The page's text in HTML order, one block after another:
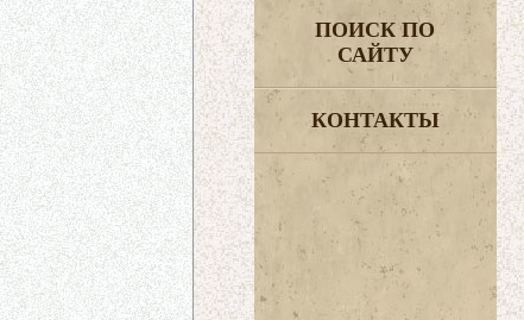
ПОИСК ПО
САЙТУ
КОНТАКТЫ